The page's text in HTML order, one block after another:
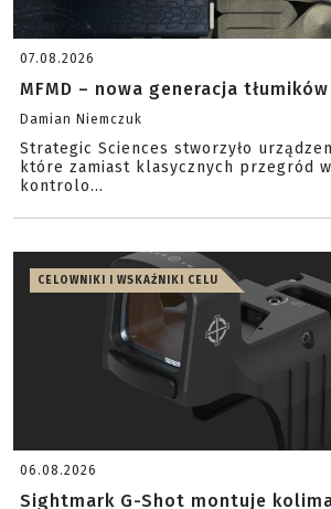
07.08.2026
MFMD – nowa generacja tłumików
Damian Niemczuk
Strategic Sciences stworzyło
które zamiast klasycznych przegród
kontrolo...
CELOWNIKI I WSKAŹNIKI CELU
06.08.2026
Sightmark G-Shot montuje